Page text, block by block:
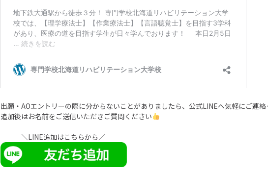
出願・AOエントリーの際に分からないことがありましたら、公式LINEへ気軽にご連絡
追加後はお名前をご送信いただきご質問ください
＼LINE追加はこちらから／